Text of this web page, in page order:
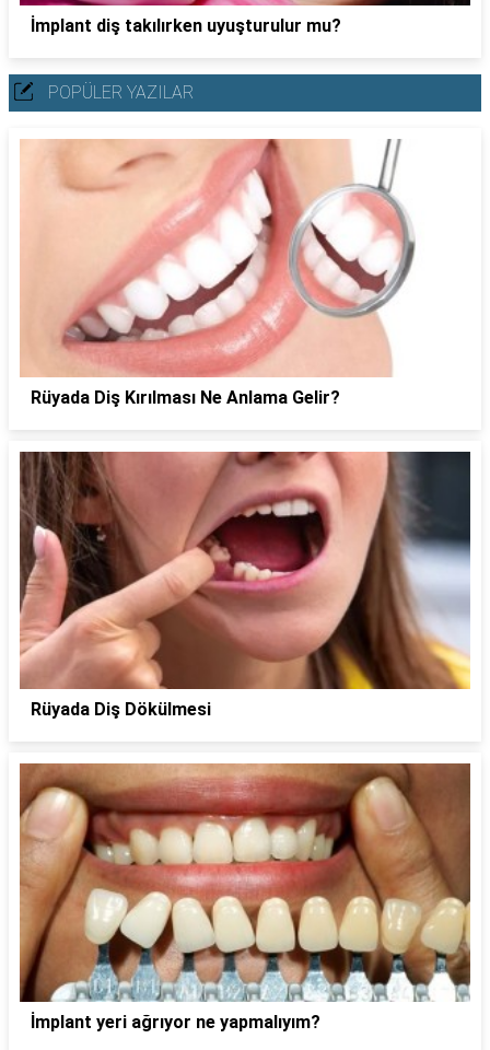
İmplant diş takılırken uyuşturulur mu?
POPÜLER YAZILAR
Rüyada Diş Kırılması Ne Anlama Gelir?
Rüyada Diş Dökülmesi
İmplant yeri ağrıyor ne yapmalıyım?